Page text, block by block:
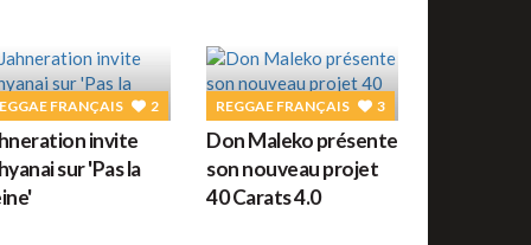
FRANÇAIS 2
invite
sur 'Pas la
REGGAE FRANÇAIS 3
Don Maleko présente
son nouveau projet
40 Carats 4.0